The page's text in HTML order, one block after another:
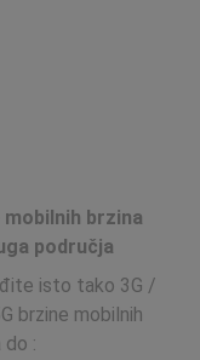
mobilnih brzina
područja
isto tako 3G /
brzine mobilnih
do :